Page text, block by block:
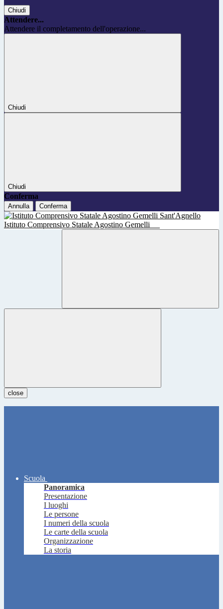
Chiudi
Attendere...
Attendere il completamento dell'operazione...
Chiudi
Chiudi
Conferma
Annulla Conferma
Istituto Comprensivo Statale Agostino Gemelli
close
Scuola
Panoramica
Presentazione
I luoghi
Le persone
I numeri della scuola
Le carte della scuola
Organizzazione
La storia